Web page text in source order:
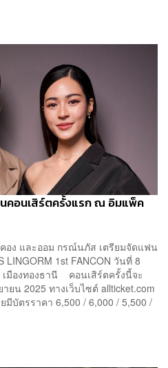
คอนเสิร์ตครั้งแรก ณ อิมแพ็ค
ง และออม กรณ์นภัส เตรียมจัดแฟน
LINGORM 1st FANCON วันที่ 8
มืองทองธานี คอนเสิร์ตครั้งนี้จะ
ยน 2025 ทางเว็บไซต์ allticket.com
มีบัตรราคา 6,500 / 6,000 / 5,500 /